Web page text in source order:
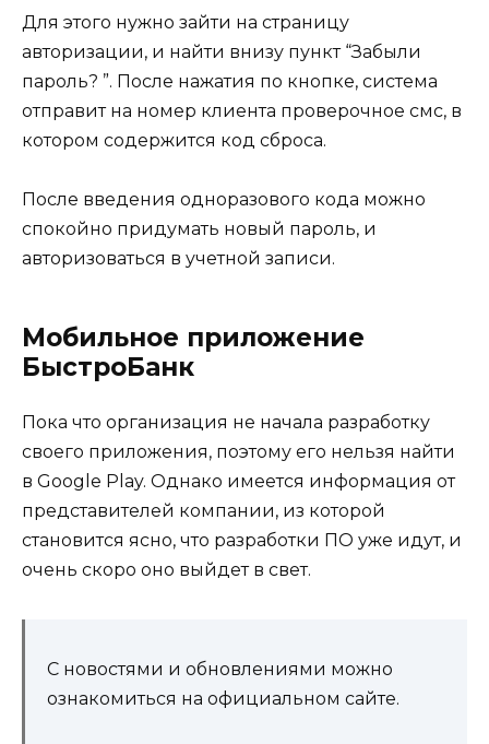
Для этого нужно зайти на страницу
авторизации, и найти внизу пункт “Забыли
пароль? ”. После нажатия по кнопке, система
отправит на номер клиента проверочное смс, в
котором содержится код сброса.
После введения одноразового кода можно
спокойно придумать новый пароль, и
авторизоваться в учетной записи.
Мобильное приложение
БыстроБанк
Пока что организация не начала разработку
своего приложения, поэтому его нельзя найти
в Google Play. Однако имеется информация от
представителей компании, из которой
становится ясно, что разработки ПО уже идут, и
очень скоро оно выйдет в свет.
С новостями и обновлениями можно
ознакомиться на официальном сайте.